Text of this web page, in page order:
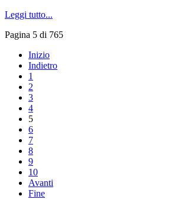
Leggi tutto...
Pagina 5 di 765
Inizio
Indietro
1
2
3
4
5
6
7
8
9
10
Avanti
Fine